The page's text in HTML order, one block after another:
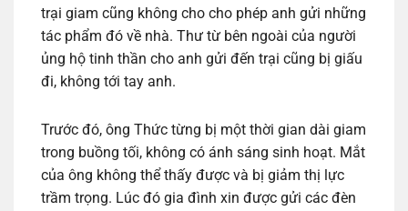
trại giam cũng không cho cho phép anh gửi những
tác phẩm đó về nhà. Thư từ bên ngoài của người
ủng hộ tinh thần cho anh gửi đến trại cũng bị giấu
đi, không tới tay anh.
Trước đó, ông Thức từng bị một thời gian dài giam
trong buồng tối, không có ánh sáng sinh hoạt. Mắt
của ông không thể thấy được và bị giảm thị lực
trầm trọng. Lúc đó gia đình xin được gửi các đèn